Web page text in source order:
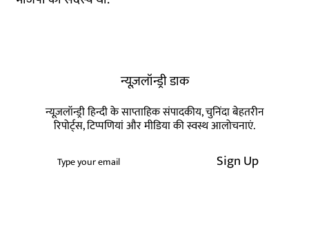
न्यूज़लॉन्ड्री डाक
न्यूज़लॉन्ड्री हिन्दी के साप्ताहिक संपादकीय, चुनिंदा बेहतरीन
रिपोर्ट्स, टिप्पणियां और मीडिया की स्वस्थ आलोचनाएं.
Sign Up